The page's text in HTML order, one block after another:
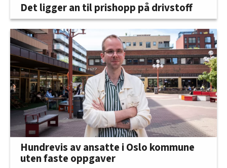
Det ligger an til prishopp på drivstoff
Hundrevis av ansatte i Oslo kommune
uten faste oppgaver